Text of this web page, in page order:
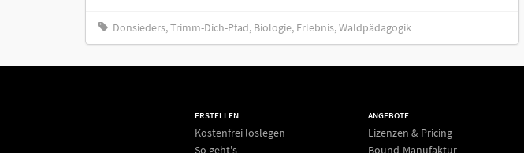
Donsieders, Trimm-Dich-Pfad, Biologie, Erlebnis, Waldpädagogik
ERSTELLEN
Kostenfrei loslegen
So geht's
ANGEBOTE
Lizenzen & Pricing
Bound-Manufaktur